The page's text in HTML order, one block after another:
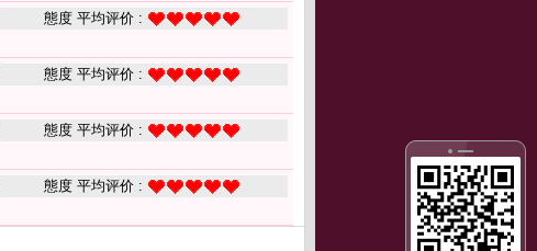
態度 平均评价 :
態度 平均评价 :
態度 平均评价 :
態度 平均评价 :